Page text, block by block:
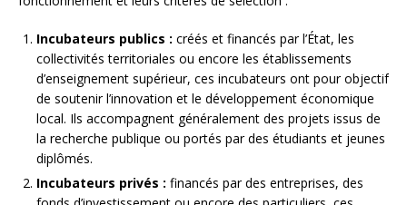
Incubateurs publics : créés et financés par l’État, les
collectivités territoriales ou encore les établissements
d’enseignement supérieur, ces incubateurs ont pour objectif
de soutenir l’innovation et le développement économique
local. Ils accompagnent généralement des projets issus de
la recherche publique ou portés par des étudiants et jeunes
diplômés.
Incubateurs privés : financés par des entreprises, des